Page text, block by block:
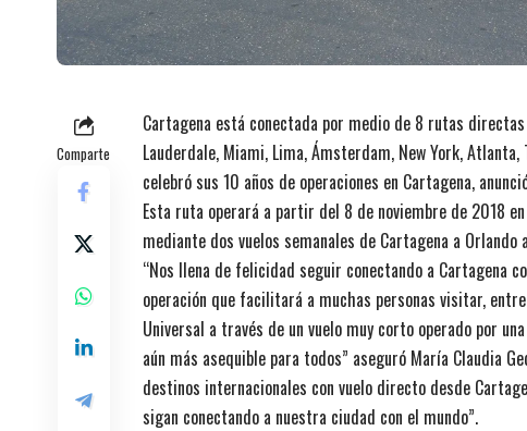
Comparte
Cartagena está conectada por medio de 8 rutas
Lauderdale, Miami, Lima, Ámsterdam, New York,
celebró sus 10 años de operaciones en Cartagena,
Esta ruta operará a partir del 8 de noviembre de 2018
mediante dos vuelos semanales de Cartagena a
“Nos llena de felicidad seguir conectando a Cartagena
operación que facilitará a muchas personas visitar,
Universal a través de un vuelo muy corto operado por
aún más asequible para todos” aseguró María Claudia
destinos internacionales con vuelo directo desde
sigan conectando a nuestra ciudad con el mundo”.